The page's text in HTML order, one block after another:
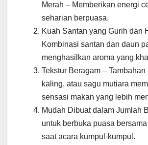
Merah – Memberikan energi
seharian berpuasa.
Kuah Santan yang Gurih dan
Kombinasi santan dan daun
menghasilkan aroma yang
Tekstur Beragam –
kaling, atau sagu mutiara
sensasi makan yang lebih
Mudah Dibuat dalam Jumlah
untuk berbuka puasa
saat acara kumpul-kumpul.